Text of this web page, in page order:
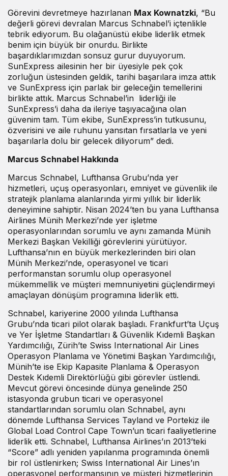
Görevini devretmeye hazırlanan Max Kownatzki, “Bu
değerli görevi devralan Marcus Schnabel’i içtenlikle
tebrik ediyorum. Bu olağanüstü ekibe liderlik etmek
benim için büyük bir onurdu. Birlikte
başardıklarımızdan sonsuz gurur duyuyorum.
SunExpress ailesinin her bir üyesiyle pek çok
zorluğun üstesinden geldik, tarihi başarılara imza attık
ve SunExpress için parlak bir geleceğin temellerini
birlikte attık. Marcus Schnabel’in liderliği ile
SunExpress’i daha da ileriye taşıyacağına olan
güvenim tam. Tüm ekibe, SunExpress’in tutkusunu,
özverisini ve aile ruhunu yansıtan fırsatlarla ve yeni
başarılarla dolu bir gelecek diliyorum” dedi.
Marcus Schnabel Hakkında
Marcus Schnabel, Lufthansa Grubu’nda yer
hizmetleri, uçuş operasyonları, emniyet ve güvenlik ile
stratejik planlama alanlarında yirmi yıllık bir liderlik
deneyimine sahiptir. Nisan 2024’ten bu yana Lufthansa
Airlines Münih Merkezi’nde yer işletme
operasyonlarından sorumlu ve aynı zamanda Münih
Merkezi Başkan Vekilliği görevlerini yürütüyor.
Lufthansa’nın en büyük merkezlerinden biri olan
Münih Merkezi’nde, operasyonel ve ticari
performanstan sorumlu olup operasyonel
mükemmellik ve müşteri memnuniyetini güçlendirmeyi
amaçlayan dönüşüm programına liderlik etti.
Schnabel, kariyerine 2000 yılında Lufthansa
Grubu’nda ticari pilot olarak başladı. Frankfurt’ta Uçuş
ve Yer İşletme Standartları & Güvenlik Kıdemli Başkan
Yardımcılığı, Zürih’te Swiss International Air Lines
Operasyon Planlama ve Yönetimi Başkan Yardımcılığı,
Münih’te ise Ekip Kapasite Planlama & Operasyon
Destek Kıdemli Direktörlüğü gibi görevler üstlendi.
Mevcut görevi öncesinde dünya genelinde 250
istasyonda grubun ticari ve operasyonel
standartlarından sorumlu olan Schnabel, aynı
dönemde Lufthansa Services Tayland ve Portekiz ile
Global Load Control Cape Town’un ticari faaliyetlerine
liderlik etti. Schnabel, Lufthansa Airlines’ın 2013’teki
“Score” adlı yeniden yapılanma programında önemli
bir rol üstlenirken; Swiss International Air Lines’ın
operasyonel performansının ve müşteri hizmetlerinin